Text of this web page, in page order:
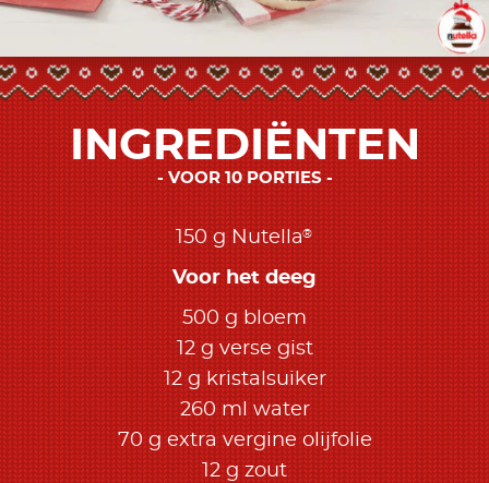
INGREDIËNTEN
VOOR 10 PORTIES
150 g Nutella®
Voor het deeg
500 g bloem
12 g verse gist
12 g kristalsuiker
260 ml water
70 g extra vergine olijfolie
12 g zout